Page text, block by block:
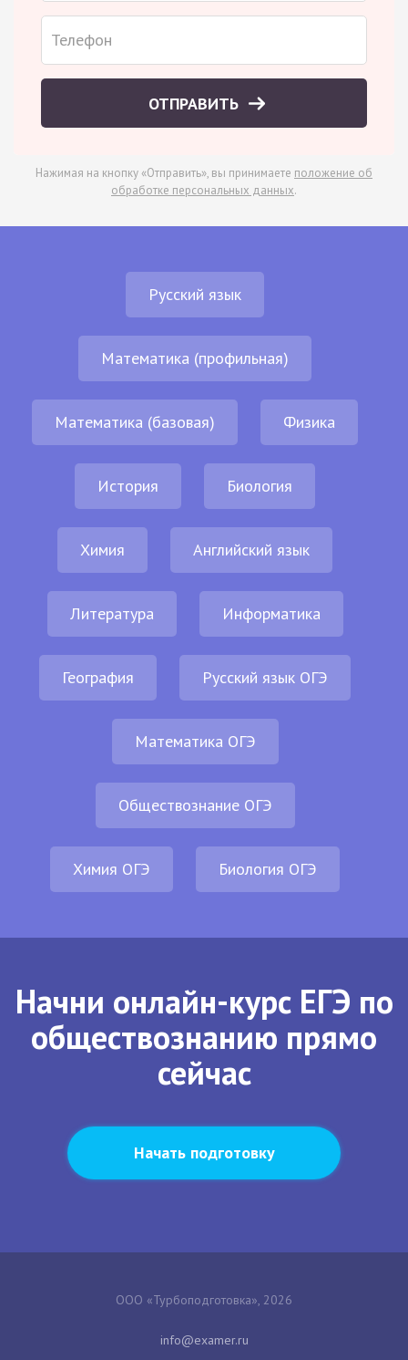
ОТПРАВИТЬ
Нажимая на кнопку «Отправить», вы принимаете положение об
обработке персональных данных.
Русский язык
Математика (профильная)
Математика (базовая) Физика
История Биология
Химия Английский язык
Литература Информатика
География Русский язык ОГЭ
Математика ОГЭ
Обществознание ОГЭ
Химия ОГЭ Биология ОГЭ
Начни онлайн-курс ЕГЭ по
обществознанию прямо
сейчас
Начать подготовку
ООО «Турбоподготовка», 2026